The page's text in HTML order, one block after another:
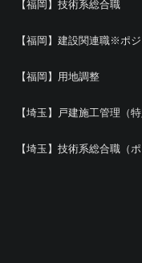
【福岡】技術系総合職
【福岡】建設関連職※ポ
【福岡】用地調整
【埼玉】戸建施工管理（
【埼玉】技術系総合職（